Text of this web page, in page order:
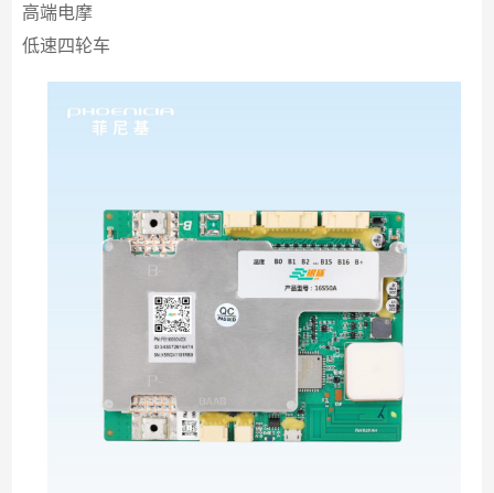
高端电摩
低速四轮车